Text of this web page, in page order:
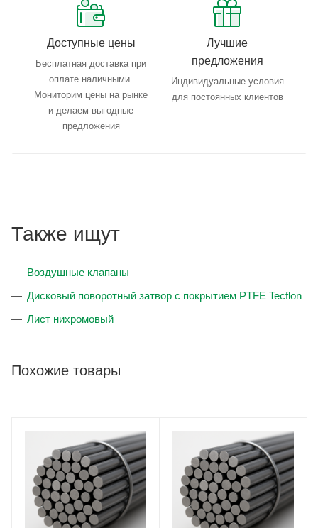
Доступные цены
Бесплатная доставка при
оплате наличными.
Мониторим цены на рынке
и делаем выгодные
предложения
Лучшие
предложения
Индивидуальные условия
для постоянных клиентов
Также ищут
Воздушные клапаны
Дисковый поворотный затвор с покрытием PTFE Tecflon
Лист нихромовый
Похожие товары